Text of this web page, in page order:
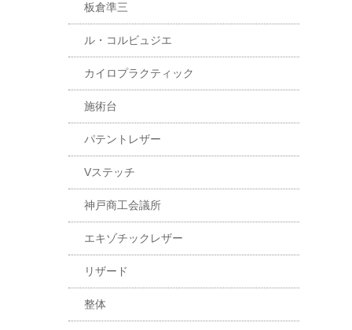
板倉準三
ル・コルビュジエ
カイロプラクティック
施術台
パテントレザー
Vステッチ
神戸商工会議所
エキゾチックレザー
リザード
整体